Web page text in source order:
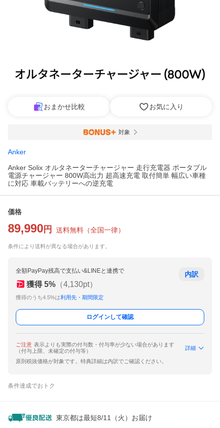
おまかせ比較 お気に入り
対象
Anker
Anker Solix オルタネーターチャージャー 走行充電器 ポータブル
電源チャージャー 800W高出力 超高速充電 取付簡単 幅広い車種
に対応 車載バッテリーへの逆充電
価格
89,990 円 送料無料 （全国一律）
条件により送料が異なる場合があります。
全額PayPay残高で支払い&LINEと連携で
獲得 5% （4,130pt）
獲得のうち4.5%は利用先・期間限定
内訳
ログインして確認
ご注意 表示よりも実際の付与数・付与率が少ない場合があります
（付与上限、未確定の付与等）
詳細
原則税抜価格が対象です。特典詳細は内訳でご確認ください。
条件達成でおトク
東京都は最短8/11（火）お届け